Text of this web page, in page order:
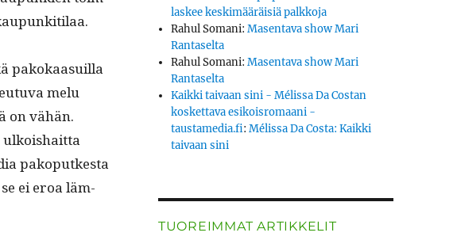
pakokaa­suil­la
melu
on vähän.
pakop­utkesta
ei eroa läm­
laskee keskimääräisiä palkkoja
Rahul Somani:Masentava show Mari
Rantaselta
Rahul Somani:Masentava show Mari
Rantaselta
Kaikki taivaan sini - Mélissa Da Costan
koskettava esikoisromaani -
taustamedia.fi:Mélissa Da Costa: Kaikki
taivaan sini
TUOREIMMAT ARTIKKELIT